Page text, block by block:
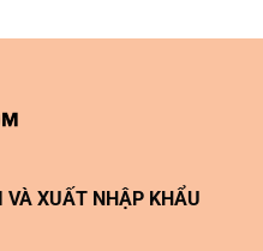
VÀ XUẤT NHẬP KHẨU